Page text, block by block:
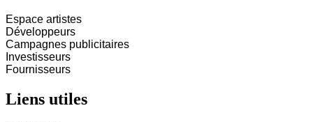
Espace artistes
Développeurs
Campagnes publicitaires
Investisseurs
Fournisseurs
Liens utiles